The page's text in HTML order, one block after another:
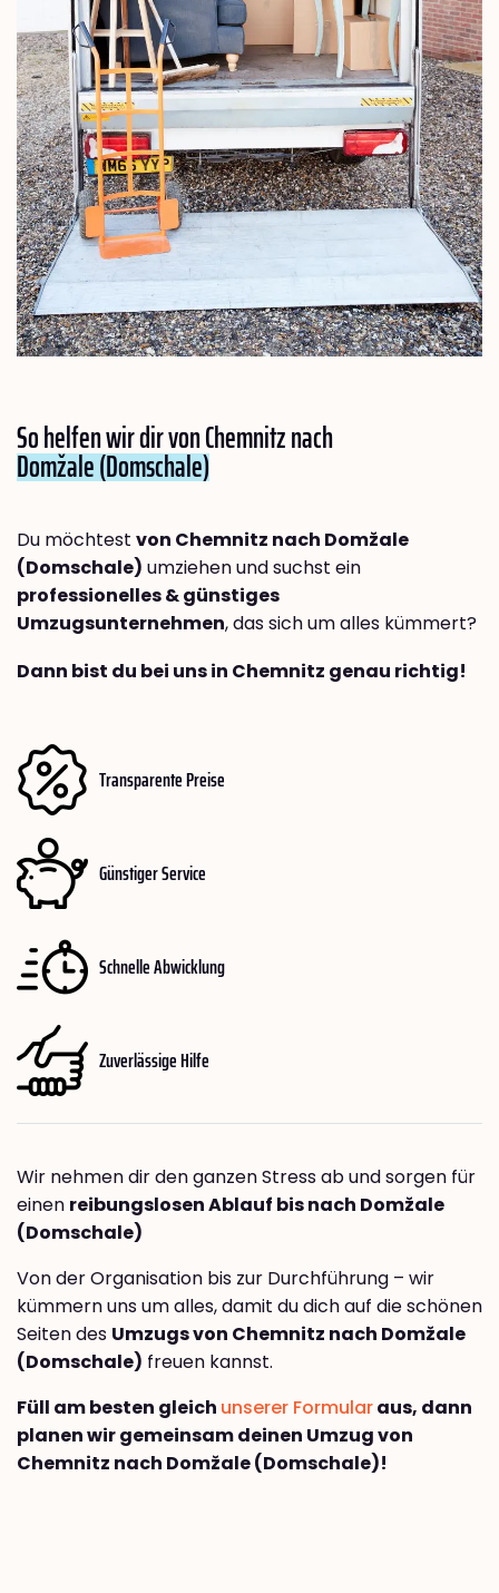
So helfen wir dir von Chemnitz nach
Domžale (Domschale)
Du möchtest von Chemnitz nach Domžale
(Domschale) umziehen und suchst ein
professionelles & günstiges
Umzugsunternehmen, das sich um alles kümmert?
Dann bist du bei uns in Chemnitz genau richtig!
Transparente Preise
Günstiger Service
Schnelle Abwicklung
Zuverlässige Hilfe
Wir nehmen dir den ganzen Stress ab und sorgen für
einen reibungslosen Ablauf bis nach Domžale
(Domschale)
Von der Organisation bis zur Durchführung – wir
kümmern uns um alles, damit du dich auf die schönen
Seiten des Umzugs von Chemnitz nach Domžale
(Domschale) freuen kannst.
Füll am besten gleich unserer Formularaus, dann
planen wir gemeinsam deinen Umzug von
Chemnitz nach Domžale (Domschale)!